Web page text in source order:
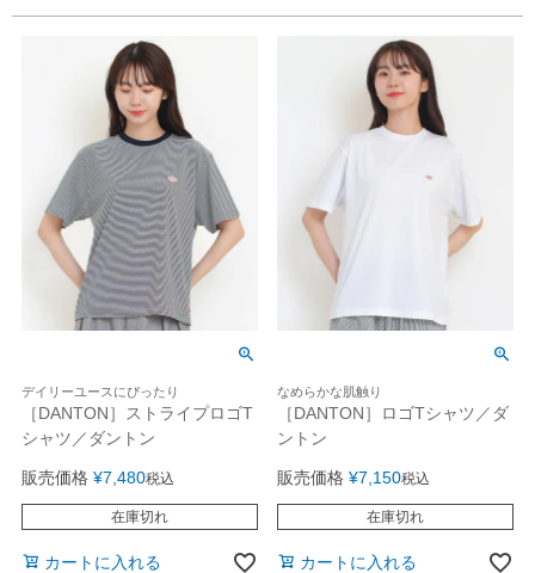
デイリーユースにぴったり
［DANTON］ストライプロゴT
シャツ／ダントン
販売価格 ¥7,480税込
在庫切れ
カートに入れる
なめらかな肌触り
［DANTON］ロゴTシャツ／ダ
ントン
販売価格 ¥7,150税込
在庫切れ
カートに入れる